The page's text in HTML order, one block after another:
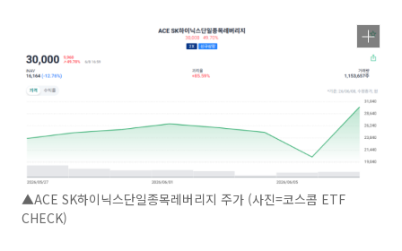
▲ACE SK하이닉스단일종목레버리지 주가 (사진=코스콤 ETF
CHECK)